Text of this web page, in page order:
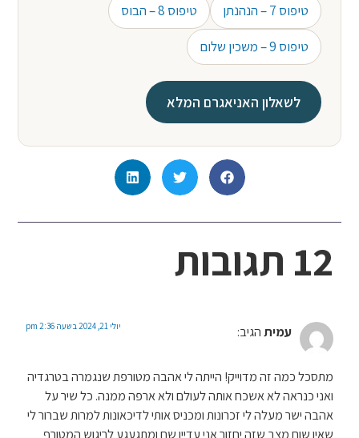
טיפוס 7 – הנהנתן טיפוס 8 – הבוס
טיפוס 9 – משכין שלום
לשאלון האניאגרם המלא
12 תגובות
עמיתהגיב: יולי 21, 2024 בשעה 2:36 pm
מתסכל כמה זה מדוייק! הייתה לי אהבה מטורפת שנגמרה בטרגדיה
ואני כנראה לא אשכח אותה לעולם ולא ארפה ממנה. כל שיר על
אהבה ישר מעלה לי זכרונות ומכניס אותי לדיכאונות למרות שברור לי
שאין שום מצב שזה יחזור אני עדיין שם ומתגעגע לריגוש המטורף